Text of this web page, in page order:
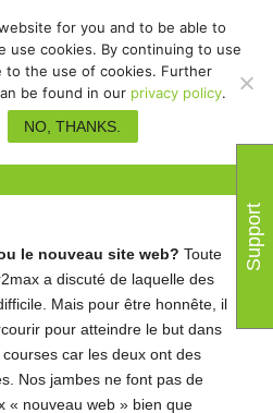
le nouveau site
le nouveau site web? Toute
a discuté de laquelle des
Mais pour être honnête, il
pour atteindre le but dans
courses car les deux ont des
Nos jambes ne font pas de
« nouveau web » bien que
Support
for you and to be able to
use cookies. By continuing to use
to the use of cookies. Further
be found in our privacy policy.
NO, THANKS.